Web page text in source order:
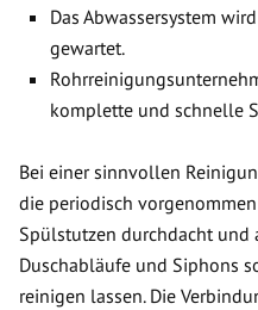
Das Abwassersystem
gewartet.
komplette und schnelle
Bei einer sinnvollen
die periodisch
Spülstutzen durchdacht und
Duschabläufe und Siphons
reinigen lassen. Die